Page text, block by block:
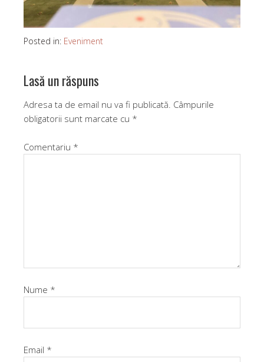
Posted in: Eveniment
Lasă un răspuns
Adresa ta de email nu va fi publicată. Câmpurile
obligatorii sunt marcate cu *
Comentariu *
Nume *
Email *